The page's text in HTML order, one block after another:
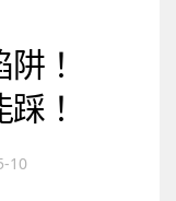
！
！
10